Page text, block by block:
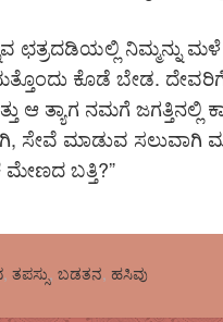
ಛತ್ರದಡಿಯಲ್ಲಿ ನಿಮ್ಮನ್ನು
ಕೊಡೆ ಬೇಡ.
ಆ ತ್ಯಾಗ ನಮಗೆ ಜಗತ್ತಿನಲ್ಲಿ
ಸೇವೆ ಮಾಡುವ ಸಲುವಾಗಿ
ಬತ್ತಿ?”
,ತಪಸ್ಸು,ಬಡತನ,ಹಸಿವು